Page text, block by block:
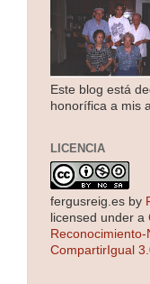
Este blog está
honorífica a mis
LICENCIA
fergusreig.es by
licensed under a
CompartirIgual